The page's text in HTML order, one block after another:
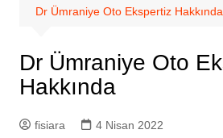
Dr Ümraniye Oto Ekspertiz Hakkında
Dr Ümraniye Oto
Hakkında
fisiara
4 Nisan 2022